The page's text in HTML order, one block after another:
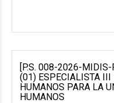
[P.S. 008-2026-
(01) ESPECIALISTA III
HUMANOS PARA LA
HUMANOS